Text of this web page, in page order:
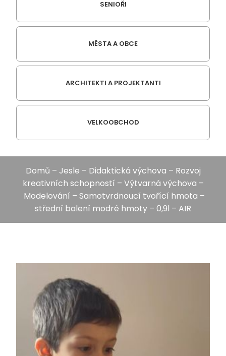
SENIOŘI
MĚSTA A OBCE
ARCHITEKTI A PROJEKTANTI
VELKOOBCHOD
Domů – Jesle – Didaktická výchova – Rozvoj
kreativních schopností – Výtvarná výchova –
Modelování – Samotvrdnoucí tvořící hmota –
střední balení modré hmoty – 0,9l – AIR